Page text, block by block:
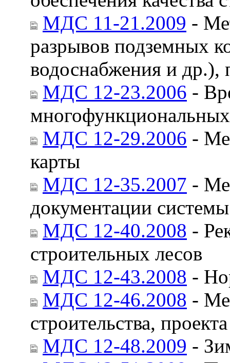
МДС 11-21.2009 -
разрывов подземных
водоснабжения и
МДС 12-23.2006 -
МДС 12-29.2006 -
карты
МДС 12-35.2007 -
документации
МДС 12-40.2008 -
строительных лесов
МДС 12-43.2008 -
МДС 12-46.2008 -
строительства,
МДС 12-48.2009 -